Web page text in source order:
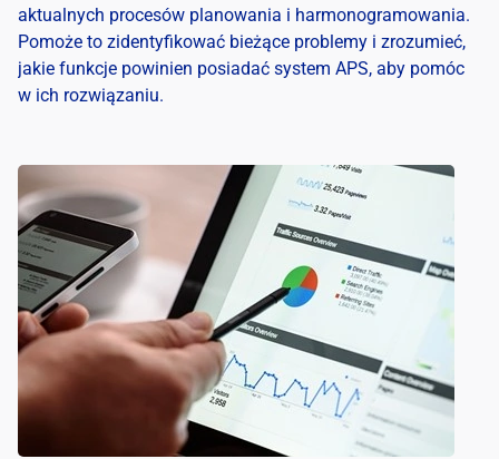
aktualnych procesów planowania i harmonogramowania.
Pomoże to zidentyfikować bieżące problemy i zrozumieć,
jakie funkcje powinien posiadać system APS, aby pomóc
w ich rozwiązaniu.